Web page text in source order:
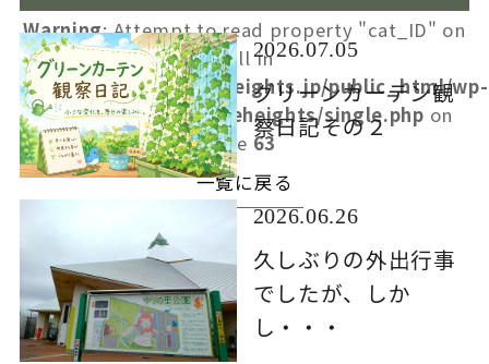
Warning: Attempt to read property "cat_ID" on
null in
/home/keihatsu/careheights.jp/public_html/wp-
content/themes/careheights/single.php on
line 63
一覧に戻る
2026.07.05
グリーンカーテン観
察日記その２
2026.06.26
久しぶりの外出行事
でしたが、しか
し・・・